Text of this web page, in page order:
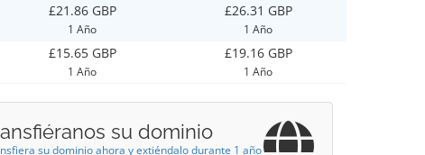
£21.86 GBP
1 Año
£26.31 GBP
1 Año
£15.65 GBP
1 Año
£19.16 GBP
1 Año
su dominio
su dominio ahora y extiéndalo durante 1 año